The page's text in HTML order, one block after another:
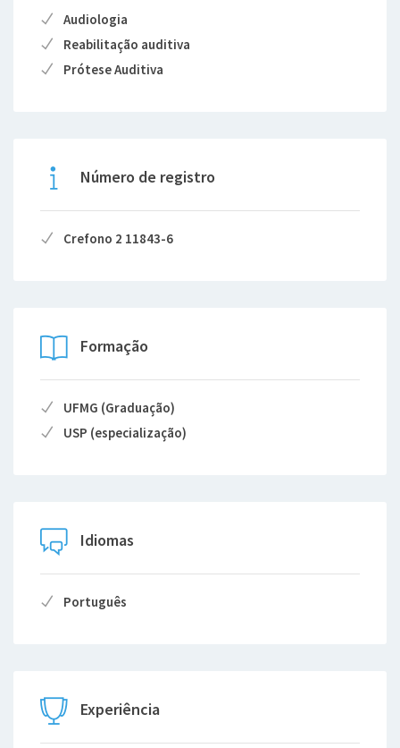
Audiologia
Reabilitação auditiva
Prótese Auditiva
Número de registro
Crefono 2 11843-6
Formação
UFMG (Graduação)
USP (especialização)
Idiomas
Português
Experiência